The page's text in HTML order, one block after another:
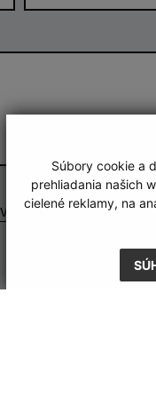
Súbory cookie a
prehliadania našich
cielené reklamy, na